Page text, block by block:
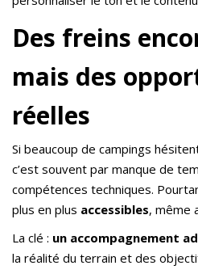
Des freins
mais des
réelles
Si beaucoup de campings
c’est souvent par manque de
compétences techniques.
plus en plus accessibles, même
La clé : un accompagnement
la réalité du terrain et des